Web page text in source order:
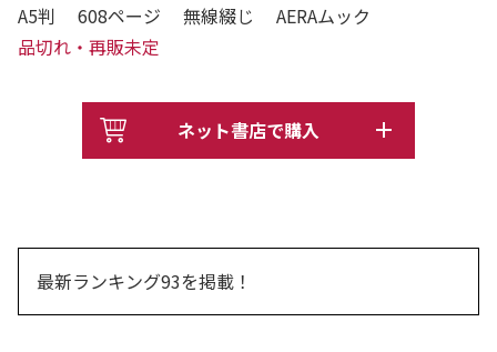
A5判 608ページ 無線綴じ AERAムック
品切れ・再販未定
ネット書店で購入
最新ランキング93を掲載！